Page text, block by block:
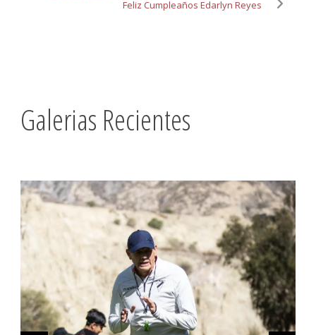
Feliz Cumpleaños Edarlyn Reyes
Galerias Recientes